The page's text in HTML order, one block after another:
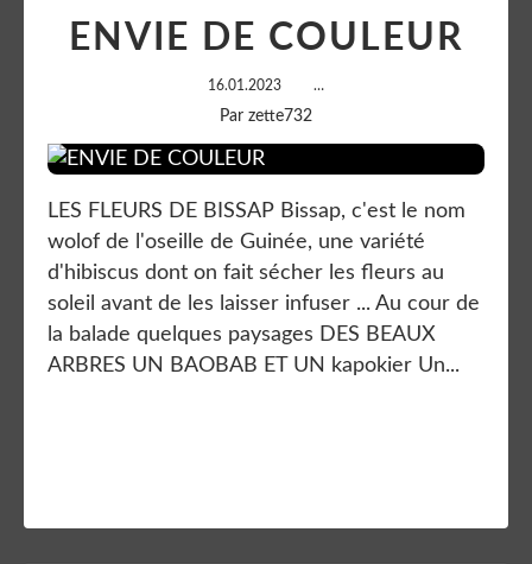
ENVIE DE COULEUR
16.01.2023 …
Par zette732
LES FLEURS DE BISSAP Bissap, c'est le nom
wolof de l'oseille de Guinée, une variété
d'hibiscus dont on fait sécher les fleurs au
soleil avant de les laisser infuser ... Au cour de
la balade quelques paysages DES BEAUX
ARBRES UN BAOBAB ET UN kapokier Un...